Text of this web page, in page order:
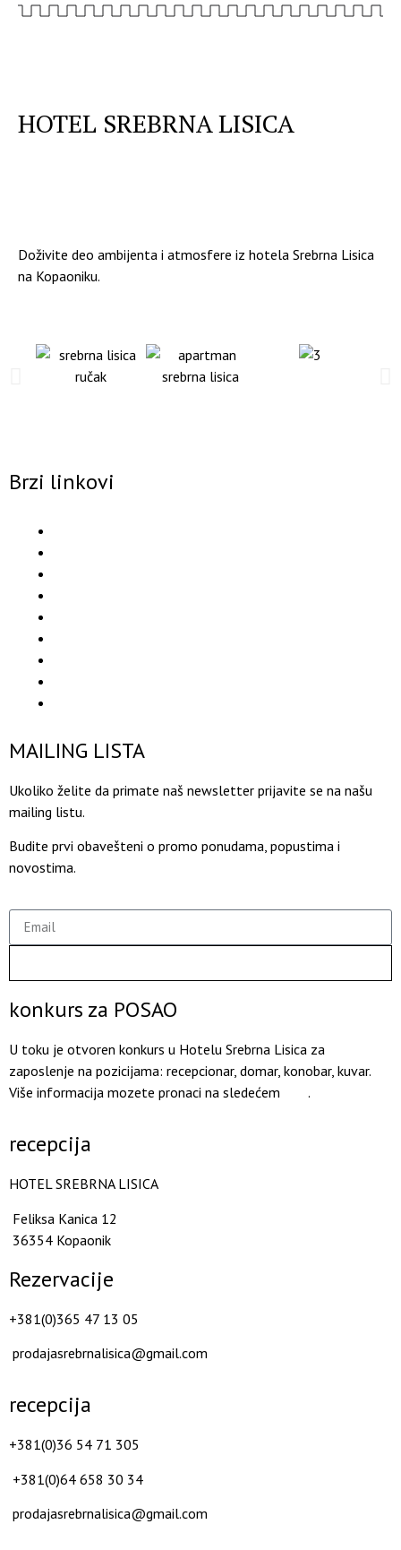
HOTEL SREBRNA LISICA
Doživite deo ambijenta i atmosfere iz hotela Srebrna Lisica
na Kopaoniku.
Brzi linkovi
MAILING LISTA
Ukoliko želite da primate naš newsletter prijavite se na našu
mailing listu.
Budite prvi obavešteni o promo ponudama, popustima i
novostima.
konkurs za POSAO
U toku je otvoren konkurs u Hotelu Srebrna Lisica za
zaposlenje na pozicijama: recepcionar, domar, konobar, kuvar.
Više informacija mozete pronaci na sledećem
.
recepcija
HOTEL SREBRNA LISICA
Feliksa Kanica 12
36354 Kopaonik
Rezervacije
+381(0)365 47 13 05
prodajasrebrnalisica@gmail.com
recepcija
+381(0)36 54 71 305
+381(0)64 658 30 34
prodajasrebrnalisica@gmail.com